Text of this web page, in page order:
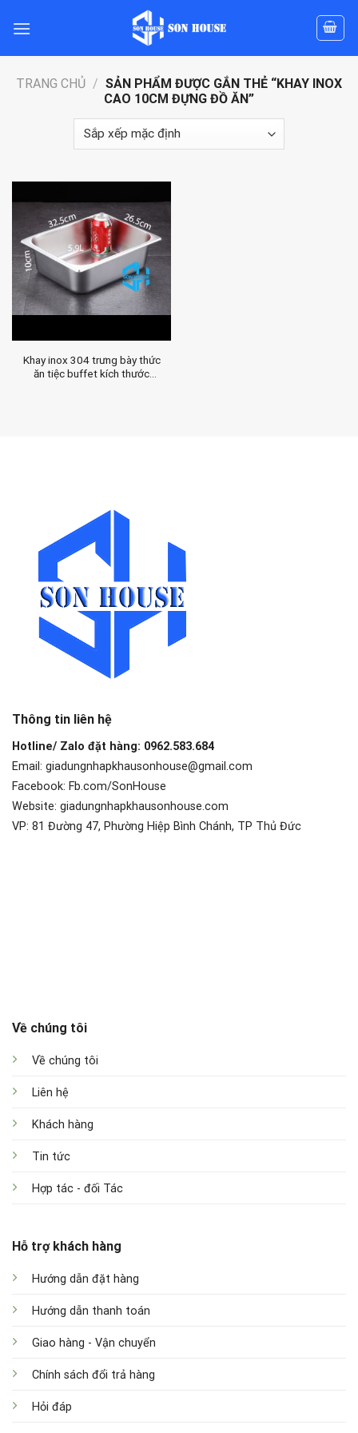
TRANG CHỦ / SẢN PHẨM ĐƯỢC GẮN THẺ “KHAY INOX
CAO 10CM ĐỰNG ĐỒ ĂN”
Khay inox 304 trưng bày thức
ăn tiệc buffet kích thước
Thông tin liên hệ
Hotline/ Zalo đặt hàng: 0962.583.684
Email: giadungnhapkhausonhouse@gmail.com
Facebook: Fb.com/SonHouse
Website: giadungnhapkhausonhouse.com
VP: 81 Đường 47, Phường Hiệp Bình Chánh, TP Thủ Đức
Về chúng tôi
Về chúng tôi
Liên hệ
Khách hàng
Tin tức
Hợp tác - đối Tác
Hỗ trợ khách hàng
Hướng dẫn đặt hàng
Hướng dẫn thanh toán
Giao hàng - Vận chuyển
Chính sách đổi trả hàng
Hỏi đáp